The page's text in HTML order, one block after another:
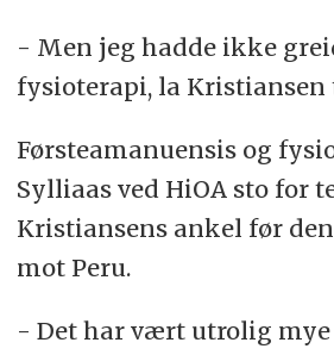
- Men jeg hadde ikke
fysioterapi, la Kristiansen
Førsteamanuensis og
Sylliaas ved HiOA sto for
Kristiansens ankel før
mot Peru.
- Det har vært utrolig mye